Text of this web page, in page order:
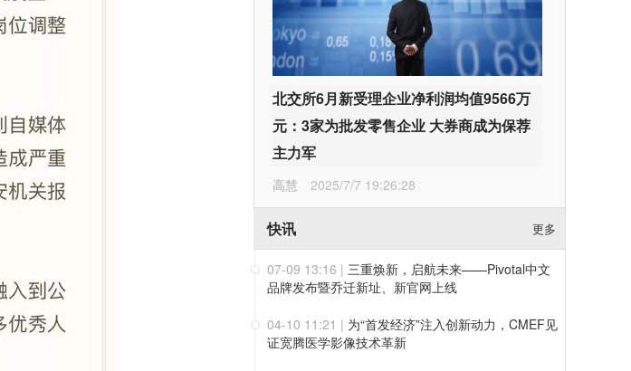
北交所6月新受理企业净利润均值9566万
元：3家为批发零售企业 大券商成为保荐
主力军
高慧 2025/7/7 19:26:28
快讯 更多
07-09 13:16 | 三重焕新，启航未来——Pivotal中文
品牌发布暨乔迁新址、新官网上线
04-10 11:21 | 为“首发经济”注入创新动力，CMEF见
证宽腾医学影像技术革新